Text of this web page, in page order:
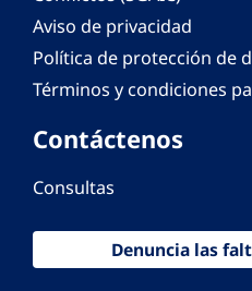
Aviso de privacidad
Política de protección de
Términos y condiciones
Contáctenos
Consultas
Denuncia las